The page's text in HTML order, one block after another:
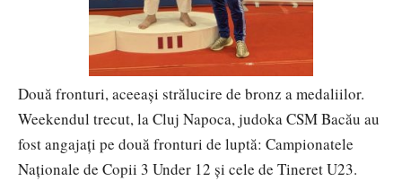
Două fronturi, aceeași strălucire de bronz a medaliilor.
Weekendul trecut, la Cluj Napoca, judoka CSM Bacău au
fost angajați pe două fronturi de luptă: Campionatele
Naționale de Copii 3 Under 12 și cele de Tineret U23.